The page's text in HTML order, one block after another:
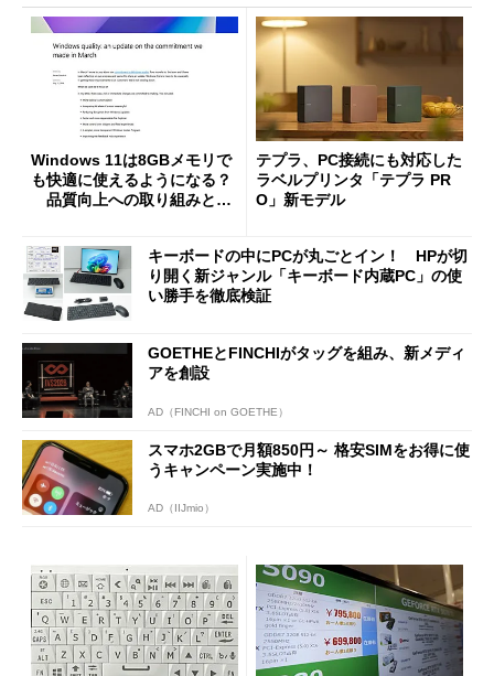
Windows 11は8GBメモリで
も快適に使えるようになる？
品質向上への取り組みと
テプラ、PC接続にも対応した
ラベルプリンタ「テプラ PR
O」新モデル
キーボードの中にPCが丸ごとイン！ HPが切
り開く新ジャンル「キーボード内蔵PC」の使
い勝手を徹底検証
GOETHEとFINCHIがタッグを組み、新メディ
アを創設
AD（FINCHI on GOETHE）
スマホ2GBで月額850円～ 格安SIMをお得に使
うキャンペーン実施中！
AD（IIJmio）